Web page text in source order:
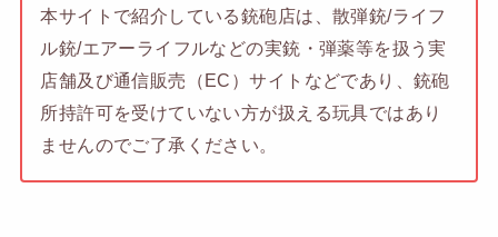
本サイトで紹介している銃砲店は、散弾銃/ライフ
ル銃/エアーライフルなどの実銃・弾薬等を扱う実
店舗及び通信販売（EC）サイトなどであり、銃砲
所持許可を受けていない方が扱える玩具ではあり
ませんのでご了承ください。